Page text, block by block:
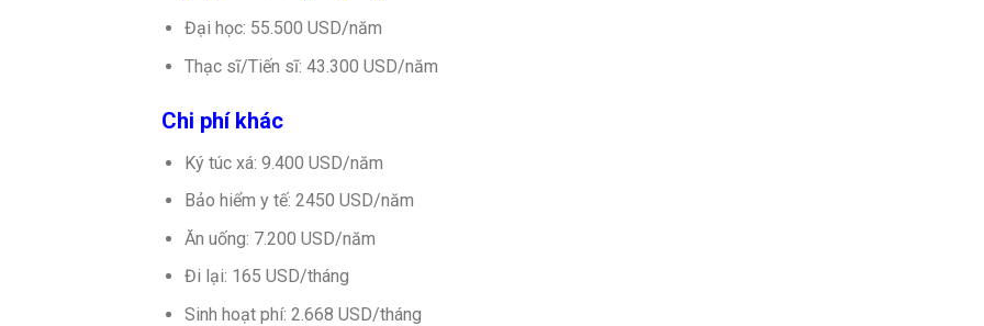
Đại học: 55.500 USD/năm
Thạc sĩ/Tiến sĩ: 43.300 USD/năm
Chi phí khác
Ký túc xá: 9.400 USD/năm
Bảo hiểm y tế: 2450 USD/năm
Ăn uống: 7.200 USD/năm
Đi lại: 165 USD/tháng
Sinh hoạt phí: 2.668 USD/tháng